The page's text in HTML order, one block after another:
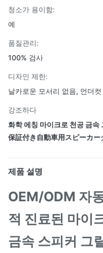
청소가 용이함:
예
품질관리:
100% 검사
디자인 제한:
날카로운 모서리 없음, 언더컷
강조하다
화학 에칭 마이크로 천공 금속
保証付き自動車用スピーカー
제품 설명
OEM/ODM 자
적 진료된 마이
금속 스피커 그